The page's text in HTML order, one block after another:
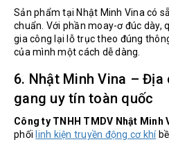
Sản phẩm tại Nhật Minh Vina có
chuẩn. Với phần moay-ơ đúc dày,
gia công lại lỗ trục theo đúng
của mình một cách dễ dàng.
6. Nhật Minh Vina – Địa
gang uy tín toàn quốc
Công ty TNHH TMDV Nhật Minh
phối linh kiện truyền động cơ khí